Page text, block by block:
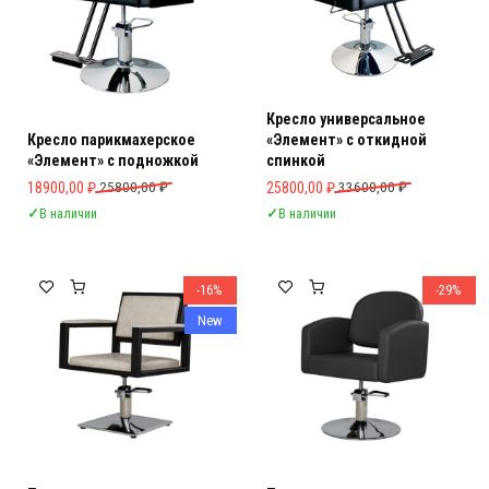
Кресло парикмахерское
«Элемент» с подножкой
25800,00₽
Первоначальная цена составляла 25800,00 ₽.
18900,00 ₽
Текущая цена: 18900,00 ₽.
✓В наличии
Кресло универсальное
«Элемент» с откидной
спинкой
33600,00₽
Первоначальная цена
25800,00 ₽
Текущая цена: 25800,00 ₽.
✓В наличии
-16%
New
-29%